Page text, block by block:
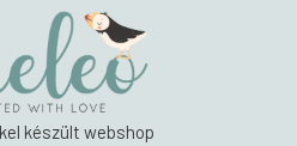
készült webshop